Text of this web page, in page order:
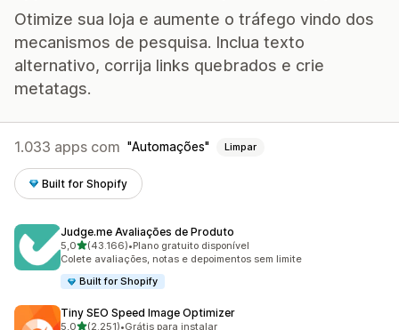
Otimize sua loja e aumente o tráfego vindo dos
mecanismos de pesquisa. Inclua texto
alternativo, corrija links quebrados e crie
metatags.
1.033 apps com Automações Limpar
Built for Shopify
Judge.me Avaliações de Produto
5,0de 5 estrelas
(43.166)
43166 avaliações ao todo
•Plano gratuito disponível
Colete avaliações, notas e depoimentos sem limite
Built for Shopify
Tiny SEO Speed Image Optimizer
5,0de 5 estrelas
(2.251)•Grátis para instalar